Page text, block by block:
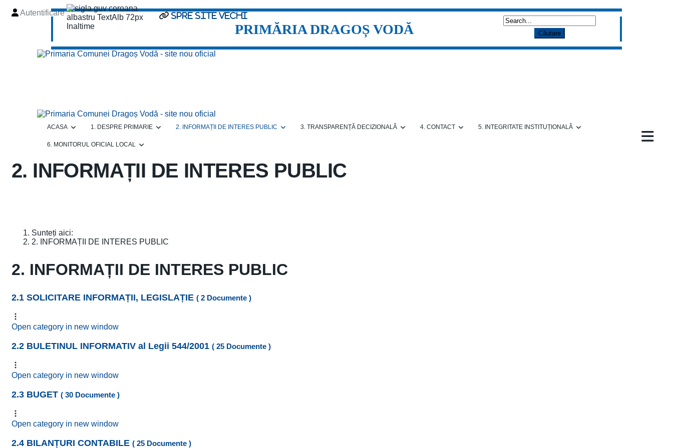
spre site vechi
Autentificare
PRIMĂRIA DRAGOȘ VODĂ
ACASA 1. DESPRE PRIMARIE 2. INFORMAȚII DE INTERES PUBLIC 3. TRANSPARENȚĂ DECIZIONALĂ 4. CONTACT 5. INTEGRITATE INSTITUȚIONALĂ
6. MONITORUL OFICIAL LOCAL
2. INFORMAȚII DE INTERES PUBLIC
Sunteți aici:
2. INFORMAȚII DE INTERES PUBLIC
2. INFORMAȚII DE INTERES PUBLIC
2.1 SOLICITARE INFORMAȚII, LEGISLAȚIE ( 2 Documente )
Open category in new window
2.2 BULETINUL INFORMATIV al Legii 544/2001 ( 25 Documente )
Open category in new window
2.3 BUGET ( 30 Documente )
Open category in new window
2.4 BILANȚURI CONTABILE ( 25 Documente )